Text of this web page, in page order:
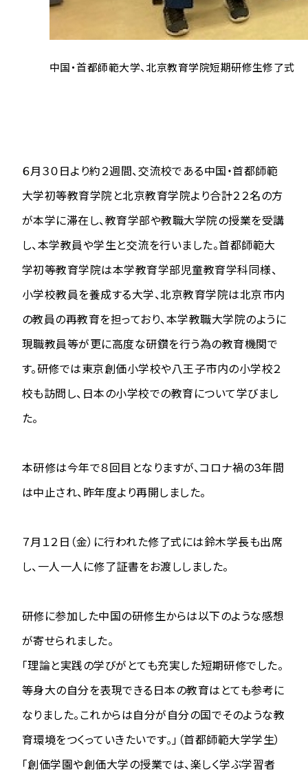
中国・首都師範大学、北京教育学院短期研修生修了式
６月３０日より約２週間、交流校である中国・首都師範
大学初等教育学院と北京教育学院より合計２２名の方
が本学に滞在し、教育学部や教職大学院の授業を受講
し、本学教員や学生と交流を行いました。首都師範大
学初等教育学院は本学教育学部児童教育学科同様、
小学校教員を養成する大学、北京教育学院は北京市内
の教員の再教育を担っており、本学教職大学院のように
現職教員等が更に高度な研鑽を行う為の教育機関で
す。研修では東京創価小学校や八王子市内の小学校２
校も訪問し、日本の小学校での教育について学びまし
た。
本研修は今年で８回目となりますが、コロナ禍の3年間
は中止され、昨年度より再開しました。
７月１２日（金）に行われた修了式には鈴木学長も出席
し、一人一人に修了証書をお渡ししました。
研修に参加した中国の研修生からは以下のような感想
が寄せられました。
「理論と実践の学びがとても充実した短期研修でした。
等身大の自分を表現できる日本の教育はとても参考に
なりました。これからは自分が自分の国でそのような教
育環境をつくっていきたいです。」（首都師範大学学生）
「創価学園や創価大学の授業では、楽しく学ぶ学習者